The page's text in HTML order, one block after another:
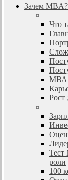
search
Menu
Зачем MBA?
—
Что
МВА:
Рост
—
Тест
роли
100